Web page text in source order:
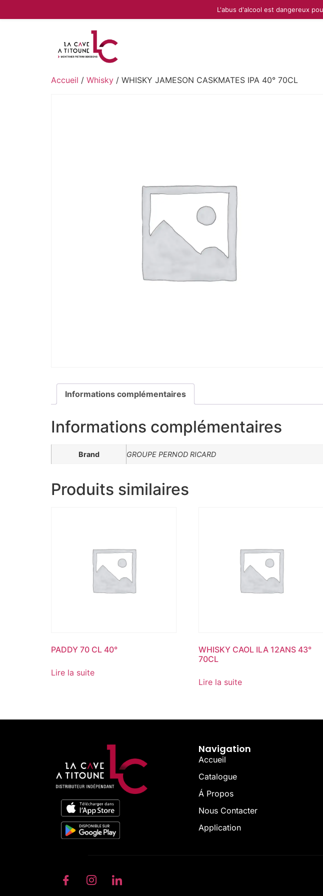
Accueil / Whisky / WHISKY JAMESON CASKMATES IPA 40° 70CL
Informations complémentaires
Informations complémentaires
Brand GROUPE PERNOD RICARD
Produits similaires
PADDY 70 CL 40°
Lire la suite
WHISKY CAOL ILA 12ANS 43°
70CL
Lire la suite
Navigation
Accueil
Catalogue
Á Propos
Nous Contacter
Application
L'abus d'alcool est dangereux